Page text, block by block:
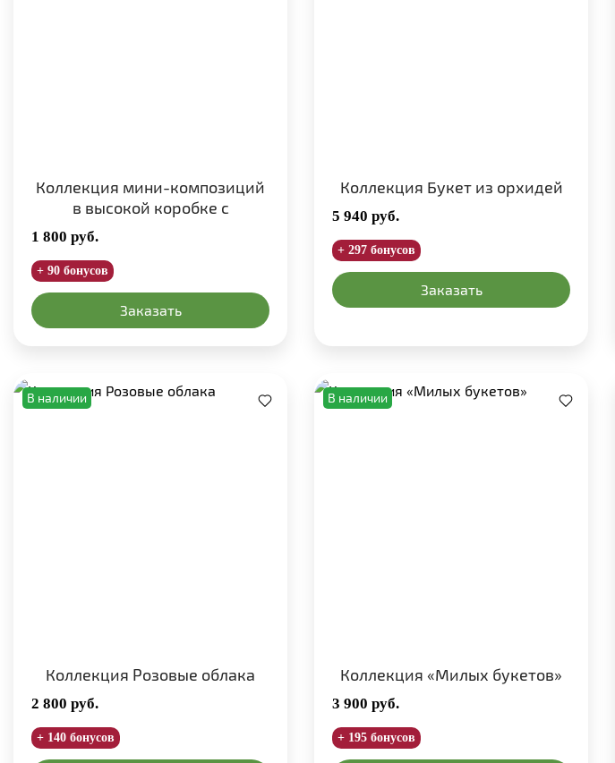
Коллекция мини-композиций
в высокой коробке с
французской розой
1 800 руб.
+ 90 бонусов
Заказать
Коллекция Букет из орхидей
5 940 руб.
+ 297 бонусов
Заказать
В наличии
Коллекция Розовые облака
2 800 руб.
+ 140 бонусов
В наличии
Коллекция «Милых букетов»
3 900 руб.
+ 195 бонусов